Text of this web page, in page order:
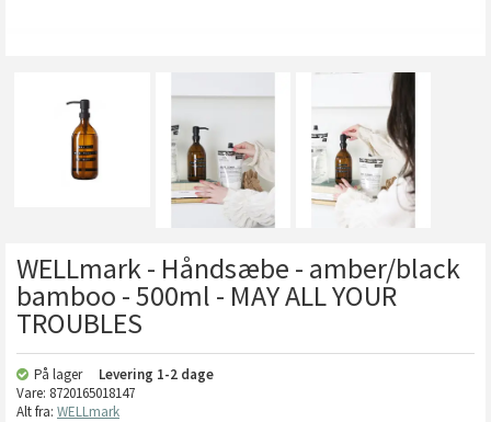
WELLmark - Håndsæbe - amber/black
bamboo - 500ml - MAY ALL YOUR
TROUBLES
På lager Levering 1-2 dage
Vare: 8720165018147
Alt fra: WELLmark